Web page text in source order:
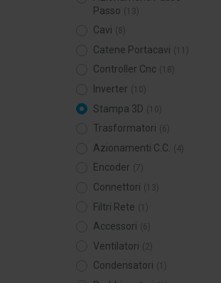
Passo (13)
Cavi (8)
Catene Portacavi (11)
Controller Cnc (18)
Inverter (10)
Stampa 3D (10)
Trasformatori (6)
Azionamenti C.C. (4)
Encoder (7)
Connettori (13)
Filtri Rete (1)
Accessori (6)
Ventilatori (2)
Condensatori (1)